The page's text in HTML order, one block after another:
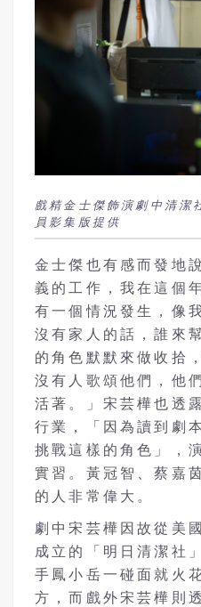
戲精金士傑飾演劇中清潔
員影集版提供
金士傑也有感而發地
義的工作，我在這個
有一個情況發生，像
沒有家人的話，誰來
的角色默默來做收拾
沒有人歌頌他們，他
活著。」宋芸樺也透
行業，「因為讀到劇
挑戰這樣的角色」，
實習。黃冠智、蔡嘉
的人非常偉大。
劇中宋芸樺因故從美
成立的「明日清潔社
手鳳小岳一碰面就火
方，而戲外宋芸樺則